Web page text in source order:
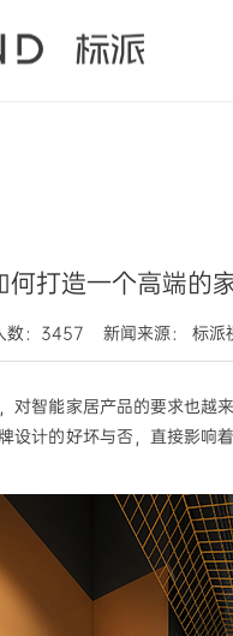
打造一个高端的
：3457 新闻来源： 标派
对智能家居产品的要求也越
设计的好坏与否，直接影响